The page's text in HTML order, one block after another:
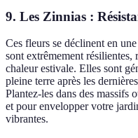
9. Les Zinnias :
Ces fleurs se déclinent en
sont extrêmement résilientes,
chaleur estivale. Elles sont
pleine terre après les
Plantez-les dans des massifs
et pour envelopper votre
vibrantes.